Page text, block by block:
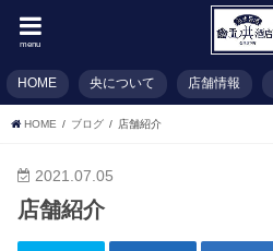
menu
HOME 央について 店舗情報
HOME ブログ 店舗紹介
2021.07.05
店舗紹介